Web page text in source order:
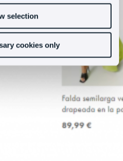
selection
cookies only